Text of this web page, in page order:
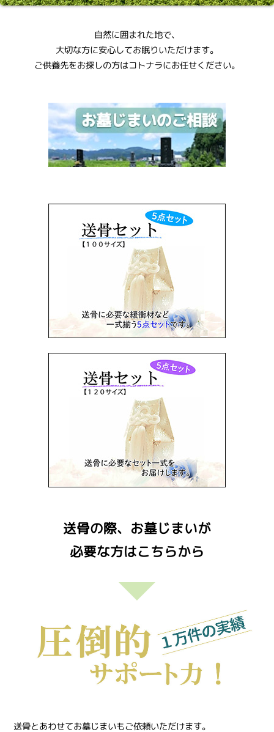
自然に囲まれた地で、
大切な方に安心してお眠りいただけます。
ご供養先をお探しの方はコトナラにお任せください。
送骨の際、お墓じまいが
必要な方はこちらから
送骨とあわせてお墓じまいもご依頼いただけます。